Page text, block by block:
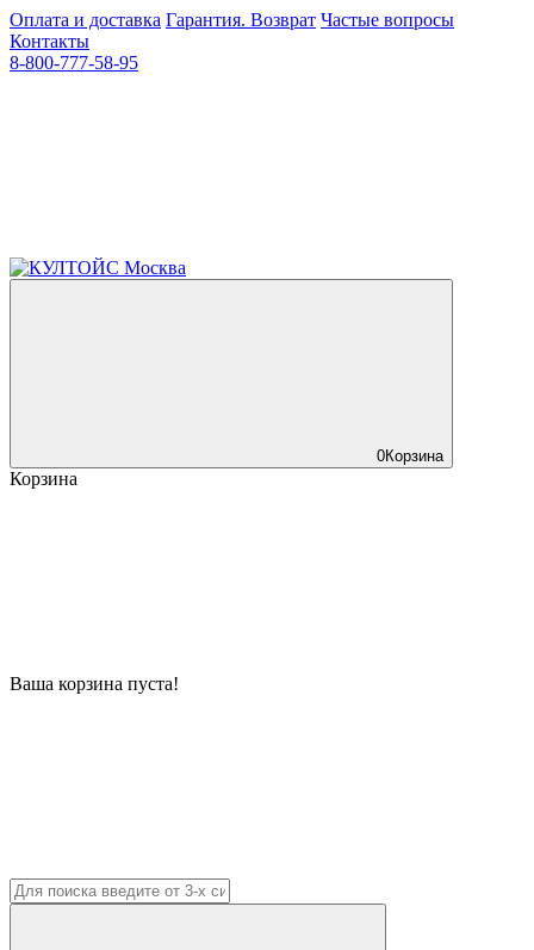
Оплата и доставка Гарантия. Возврат Частые вопросы
Контакты
8-800-777-58-95
0Корзина
Корзина
Ваша корзина пуста!